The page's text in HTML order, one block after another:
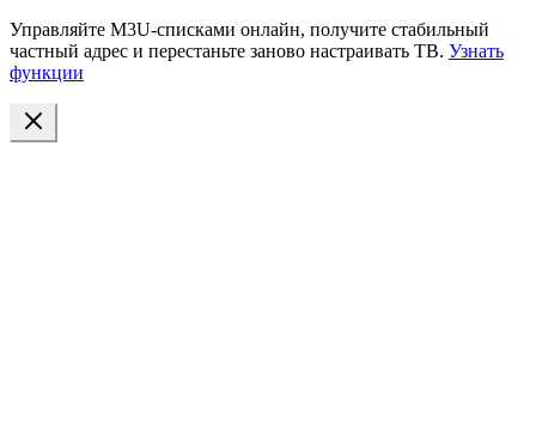
Управляйте M3U-списками онлайн, получите стабильный
частный адрес и перестаньте заново настраивать ТВ. Узнать
функции